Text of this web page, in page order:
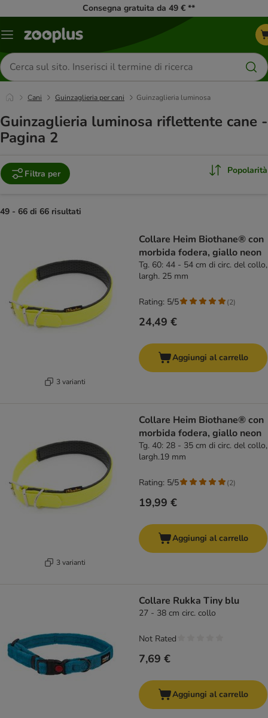
Consegna gratuita da 49 € **
Overview
Cerca
prodotti
Cani Guinzaglieria per cani Guinzaglieria luminosa
Guinzaglieria luminosa riflettente cane -
Pagina 2
Filtra per Popolarità
49 - 66 di 66 risultati
3 varianti
Collare Heim Biothane® con
morbida fodera, giallo neon
Tg. 60: 44 - 54 cm di circ. del collo,
largh. 25 mm
24,49 €
Rating: 5/5 (2)
Aggiungi al carrello
3 varianti
Collare Heim Biothane® con
morbida fodera, giallo neon
Tg. 40: 28 - 35 cm di circ. del collo,
largh.19 mm
19,99 €
Rating: 5/5 (2)
Aggiungi al carrello
Collare Rukka Tiny blu
27 - 38 cm circ. collo
7,69 €
Not Rated
Aggiungi al carrello